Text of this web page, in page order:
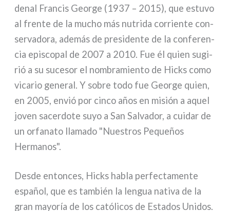
de­nal Francis George (1937 – 2015), que estu­vo
al fren­te de la mucho más nutri­da cor­rien­te con­
ser­va­do­ra, ade­más de pre­si­den­te de la con­fe­ren­
cia epi­sco­pal de 2007 a 2010. Fue él quien sugi­
rió a su suce­sor el nom­bra­mien­to de Hicks como
vica­rio gene­ral. Y sobre todo fue George quien,
en 2005, envió por cin­co años en misión a aquel
joven sacer­do­te suyo a San Salvador, a cui­dar de
un orfa­na­to lla­ma­do "Nuestros Pequeños
Hermanos".
Desde enton­ces, Hicks habla per­fec­ta­men­te
español, que es tam­bién la len­gua nati­va de la
gran mayo­ría de los cató­li­cos de Estados Unidos.